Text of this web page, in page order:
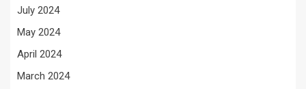
July 2024
May 2024
April 2024
March 2024